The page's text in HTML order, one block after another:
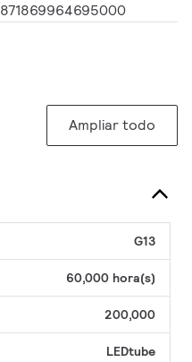
871869964695000
Ampliar todo
G13
60,000 hora(s)
200,000
LEDtube